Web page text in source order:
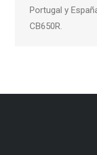
Portugal y
CB650R.